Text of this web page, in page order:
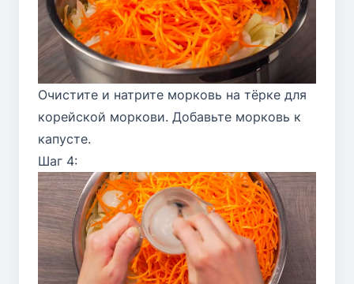
Очистите и натрите морковь на тёрке для
корейской моркови. Добавьте морковь к
капусте.
Шаг 4: